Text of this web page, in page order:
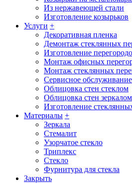
Из нержавеющей стали
Изготовление козырьков
Услуги +
Декоративная пленка
Демонтаж стеклянных
Изготовление
Монтаж офисных
Монтаж стеклянных
Сервисное обслуживание
Облицовка стен стеклом
Облицовка стен зеркалом
Изготовление
Материалы +
Зеркала
Стемалит
Узорчатое стекло
Триплекс
Стекло
Фурнитура для стекла
Закрыть